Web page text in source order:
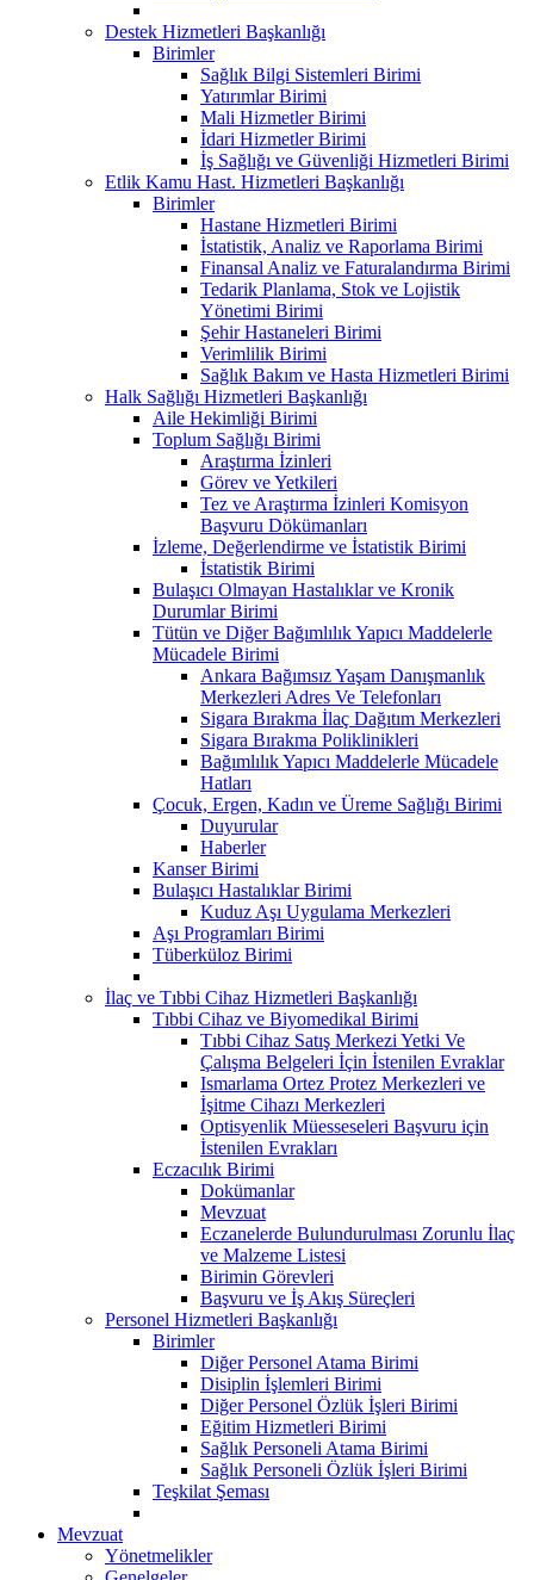
Destek Hizmetleri Başkanlığı
Birimler
Sağlık Bilgi Sistemleri Birimi
Yatırımlar Birimi
Mali Hizmetler Birimi
İdari Hizmetler Birimi
İş Sağlığı ve Güvenliği Hizmetleri Birimi
Etlik Kamu Hast. Hizmetleri Başkanlığı
Birimler
Hastane Hizmetleri Birimi
İstatistik, Analiz ve Raporlama Birimi
Finansal Analiz ve Faturalandırma Birimi
Tedarik Planlama, Stok ve Lojistik
Yönetimi Birimi
Şehir Hastaneleri Birimi
Verimlilik Birimi
Sağlık Bakım ve Hasta Hizmetleri Birimi
Halk Sağlığı Hizmetleri Başkanlığı
Aile Hekimliği Birimi
Toplum Sağlığı Birimi
Araştırma İzinleri
Görev ve Yetkileri
Tez ve Araştırma İzinleri Komisyon
Başvuru Dökümanları
İzleme, Değerlendirme ve İstatistik Birimi
İstatistik Birimi
Bulaşıcı Olmayan Hastalıklar ve Kronik
Durumlar Birimi
Tütün ve Diğer Bağımlılık Yapıcı Maddelerle
Mücadele Birimi
Ankara Bağımsız Yaşam Danışmanlık
Merkezleri Adres Ve Telefonları
Sigara Bırakma İlaç Dağıtım Merkezleri
Sigara Bırakma Poliklinikleri
Bağımlılık Yapıcı Maddelerle Mücadele
Hatları
Çocuk, Ergen, Kadın ve Üreme Sağlığı Birimi
Duyurular
Haberler
Kanser Birimi
Bulaşıcı Hastalıklar Birimi
Kuduz Aşı Uygulama Merkezleri
Aşı Programları Birimi
Tüberküloz Birimi
İlaç ve Tıbbi Cihaz Hizmetleri Başkanlığı
Tıbbi Cihaz ve Biyomedikal Birimi
Tıbbi Cihaz Satış Merkezi Yetki Ve
Çalışma Belgeleri İçin İstenilen Evraklar
Ismarlama Ortez Protez Merkezleri ve
İşitme Cihazı Merkezleri
Optisyenlik Müesseseleri Başvuru için
İstenilen Evrakları
Eczacılık Birimi
Dokümanlar
Mevzuat
Eczanelerde Bulundurulması Zorunlu İlaç
ve Malzeme Listesi
Birimin Görevleri
Başvuru ve İş Akış Süreçleri
Personel Hizmetleri Başkanlığı
Birimler
Diğer Personel Atama Birimi
Disiplin İşlemleri Birimi
Diğer Personel Özlük İşleri Birimi
Eğitim Hizmetleri Birimi
Sağlık Personeli Atama Birimi
Sağlık Personeli Özlük İşleri Birimi
Teşkilat Şeması
Mevzuat
Yönetmelikler